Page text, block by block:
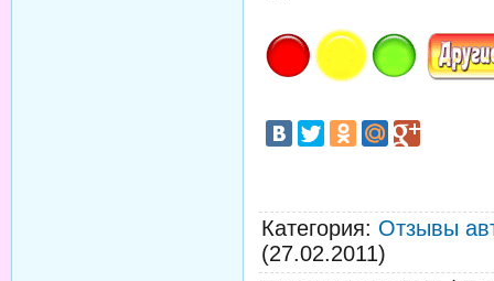
Категория: Отзывы
(27.02.2011)